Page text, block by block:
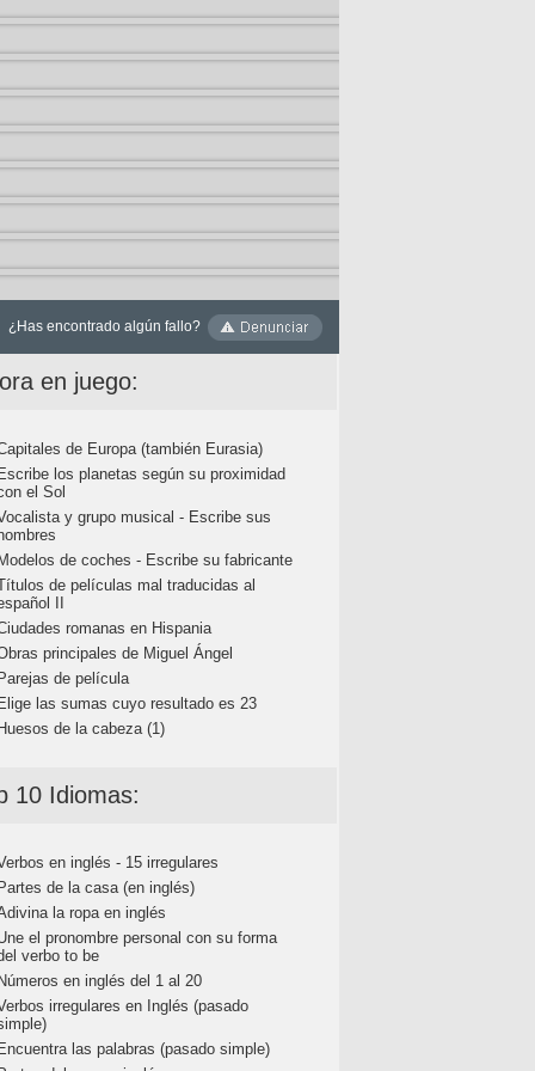
¿Has encontrado algún fallo?
en juego:
de Europa (también Eurasia)
los planetas según su proximidad
el Sol
y grupo musical - Escribe sus
de coches - Escribe su fabricante
de películas mal traducidas al
II
romanas en Hispania
principales de Miguel Ángel
de película
las sumas cuyo resultado es 23
de la cabeza (1)
10 Idiomas:
en inglés - 15 irregulares
de la casa (en inglés)
la ropa en inglés
el pronombre personal con su forma
verbo to be
en inglés del 1 al 20
irregulares en Inglés (pasado
las palabras (pasado simple)